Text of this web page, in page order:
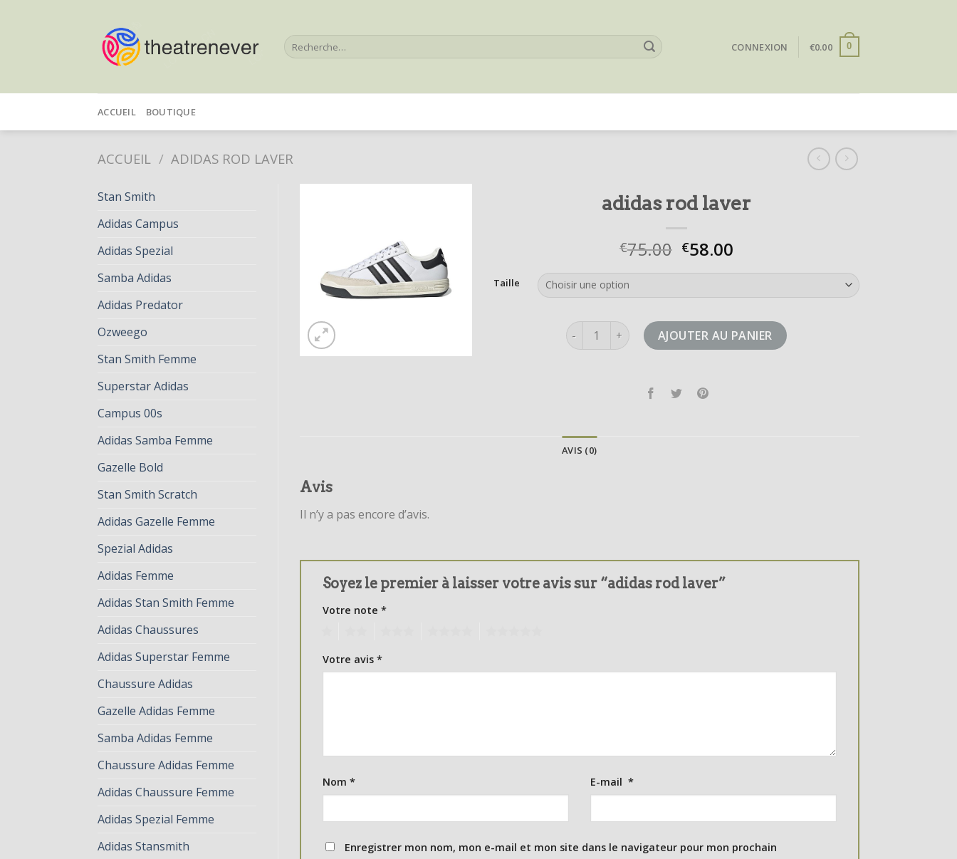
Recherche
pour :
CONNEXION €0.00 0
ACCUEIL BOUTIQUE
ACCUEIL / ADIDAS ROD LAVER
Stan Smith
Adidas Campus
Adidas Spezial
Samba Adidas
Adidas Predator
Ozweego
Stan Smith Femme
Superstar Adidas
Campus 00s
Adidas Samba Femme
Gazelle Bold
Stan Smith Scratch
Adidas Gazelle Femme
Spezial Adidas
Adidas Femme
Adidas Stan Smith Femme
Adidas Chaussures
Adidas Superstar Femme
Chaussure Adidas
Gazelle Adidas Femme
Samba Adidas Femme
Chaussure Adidas Femme
Adidas Chaussure Femme
Adidas Spezial Femme
Adidas Stansmith
adidas rod laver
€75.00 €58.00
Taille
quantité de adidas rod laverAJOUTER AU PANIER
AVIS (0)
Avis
Il n’y a pas encore d’avis.
Soyez le premier à laisser votre avis sur “adidas rod laver”
Votre note *
Votre avis *
Nom * E-mail *
Enregistrer mon nom, mon e-mail et mon site dans le navigateur pour mon prochain